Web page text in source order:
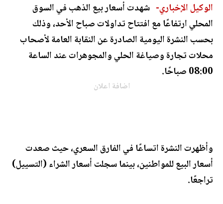
الوكيل الإخباري- شهدت أسعار بيع الذهب في السوق
المحلي ارتفاعًا مع افتتاح تداولات صباح الأحد، وذلك
بحسب النشرة اليومية الصادرة عن النقابة العامة لأصحاب
محلات تجارة وصياغة الحلي والمجوهرات عند الساعة
08:00 صباحًا.
اضافة اعلان
وأظهرت النشرة اتساعًا في الفارق السعري، حيث صعدت
أسعار البيع للمواطنين، بينما سجلت أسعار الشراء (التسييل)
تراجعًا.